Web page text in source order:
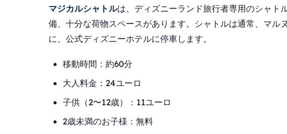
マジカルシャトルは、ディズニーランド旅行者専用のシャト
備、十分な荷物スペースがあります。シャトルは通常、マル
に、公式ディズニーホテルに停車します。
移動時間：約60分
大人料金：24ユーロ
子供（2〜12歳）：11ユーロ
2歳未満のお子様：無料